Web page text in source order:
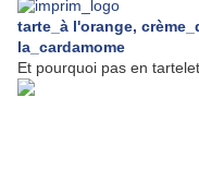
tarte_à l'orange,
la_cardamome
Et pourquoi pas en